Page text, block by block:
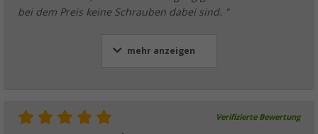
bei dem Preis keine Schrauben dabei sind. "
mehr anzeigen
Verifizierte Bewertung